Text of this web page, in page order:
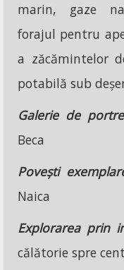
marin, gaze
forajul pentru
a zăcămintelor
potabilă sub
Galerie de
Beca
Povești
Naica
Explorarea prin
călătorie spre